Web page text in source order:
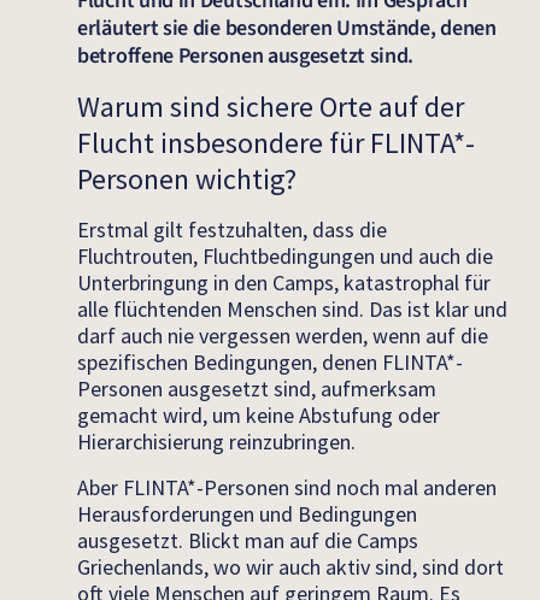
erläutert sie die besonderen Umstände, denen
betroffene Personen ausgesetzt sind.
Warum sind sichere Orte auf der
Flucht insbesondere für FLINTA*-
Personen wichtig?
Erstmal gilt festzuhalten, dass die
Fluchtrouten, Fluchtbedingungen und auch die
Unterbringung in den Camps, katastrophal für
alle flüchtenden Menschen sind. Das ist klar und
darf auch nie vergessen werden, wenn auf die
spezifischen Bedingungen, denen FLINTA*-
Personen ausgesetzt sind, aufmerksam
gemacht wird, um keine Abstufung oder
Hierarchisierung reinzubringen.
Aber FLINTA*-Personen sind noch mal anderen
Herausforderungen und Bedingungen
ausgesetzt. Blickt man auf die Camps
Griechenlands, wo wir auch aktiv sind, sind dort
oft viele Menschen auf geringem Raum. Es